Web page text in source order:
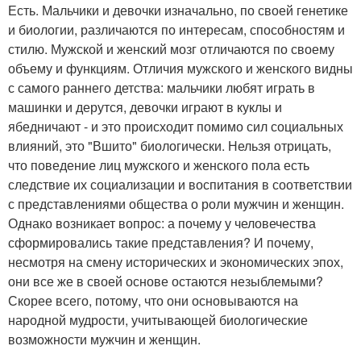
Есть. Мальчики и девочки изначально, по своей генетике
и биологии, различаются по интересам, способностям и
стилю. Мужской и женский мозг отличаются по своему
объему и функциям. Отличия мужского и женского видны
с самого раннего детства: мальчики любят играть в
машинки и дерутся, девочки играют в куклы и
ябедничают - и это происходит помимо сил социальных
влияний, это "Вшито" биологически. Нельзя отрицать,
что поведение лиц мужского и женского пола есть
следствие их социализации и воспитания в соответствии
с представлениями общества о роли мужчин и женщин.
Однако возникает вопрос: а почему у человечества
сформировались такие представления? И почему,
несмотря на смену исторических и экономических эпох,
они все же в своей основе остаются незыблемыми?
Скорее всего, потому, что они основываются на
народной мудрости, учитывающей биологические
возможности мужчин и женщин.